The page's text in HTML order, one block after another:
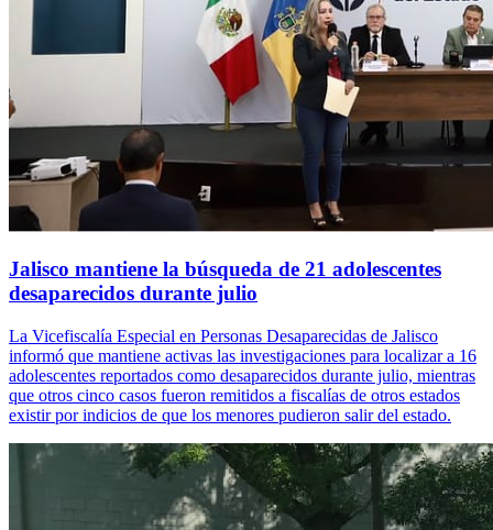
Jalisco mantiene la búsqueda de 21 adolescentes
desaparecidos durante julio
La Vicefiscalía Especial en Personas Desaparecidas de Jalisco
informó que mantiene activas las investigaciones para localizar a 16
adolescentes reportados como desaparecidos durante julio, mientras
que otros cinco casos fueron remitidos a fiscalías de otros estados
existir por indicios de que los menores pudieron salir del estado.